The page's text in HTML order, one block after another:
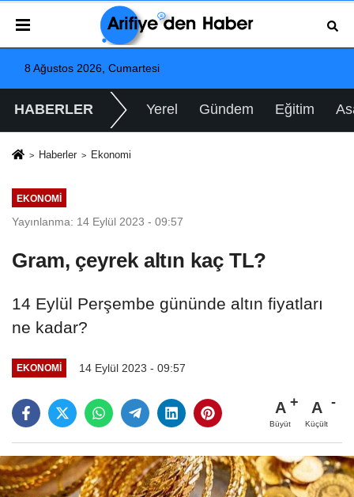
8 Ağustos 2026, Cumartesi
HABERLER Yerel Gündem Eğitim
Haberler Ekonomi
EKONOMI
Yayınlanma: 14 Eylül 2023 - 09:57
Gram, çeyrek altın kaç TL?
14 Eylül Perşembe gününde altın fiyatları
ne kadar?
EKONOMI 14 Eylül 2023 - 09:57
A
Büyüt
A
Küçült